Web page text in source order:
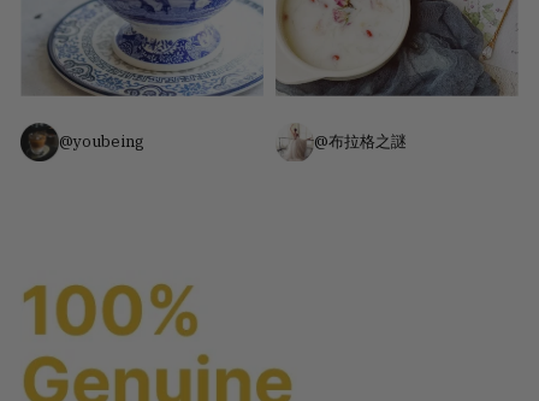
@youbeing @布拉格之謎